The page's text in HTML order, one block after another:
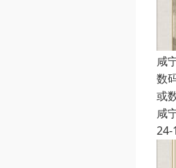
咸
数
或
咸
24-